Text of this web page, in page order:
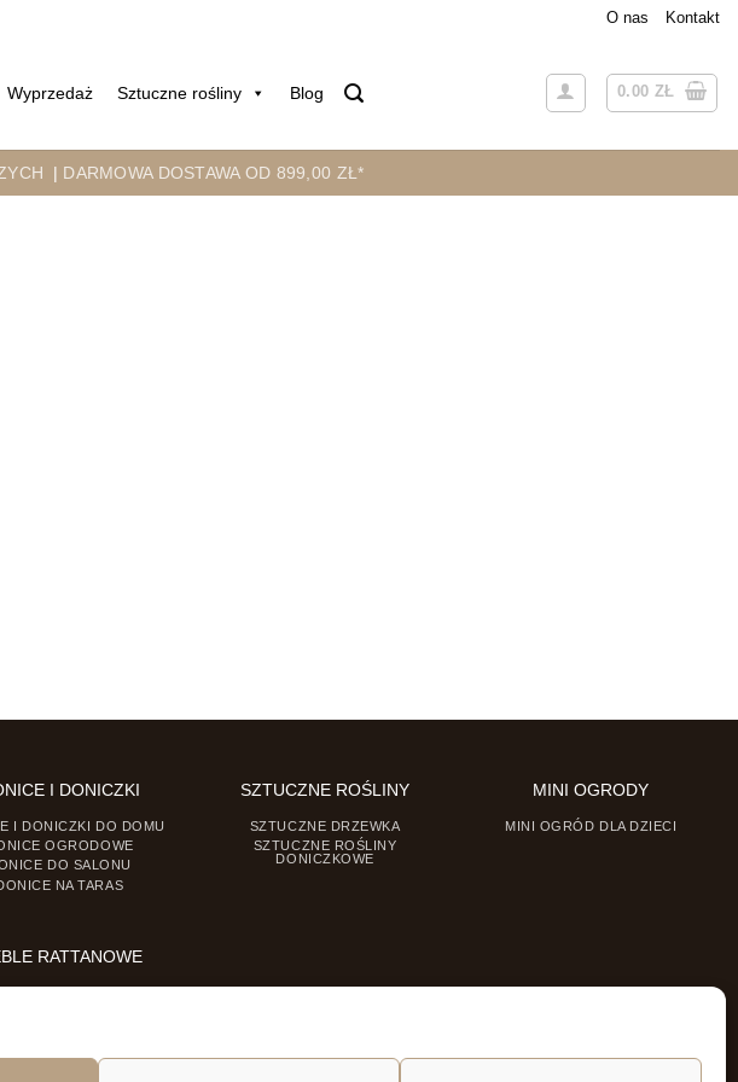
O nas Kontakt
Wyprzedaż Sztuczne rośliny Blog 0.00 ZŁ
| DARMOWA DOSTAWA OD 899,00 ZŁ*
I DONICZKI
I DONICZKI DO DOMU
OGRODOWE
DO SALONU
NA TARAS
RATTANOWE
RATTANOWE
SZTUCZNE ROŚLINY
SZTUCZNE DRZEWKA
SZTUCZNE ROŚLINY
DONICZKOWE
MINI OGRODY
MINI OGRÓD DLA DZIECI